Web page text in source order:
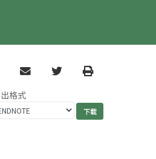
email TwitterPrint
格式